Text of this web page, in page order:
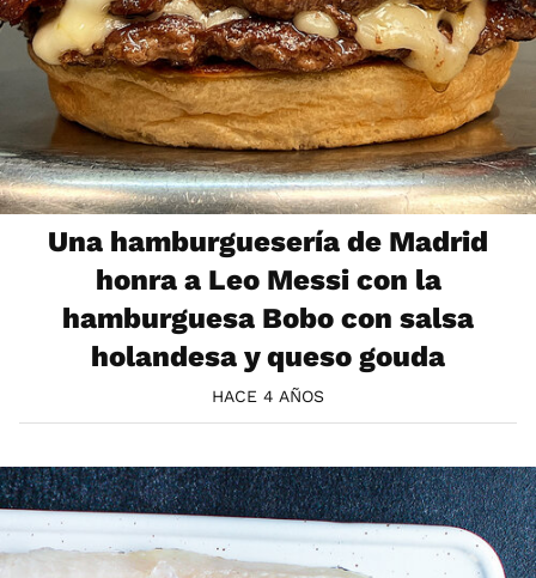
Una hamburguesería de Madrid
honra a Leo Messi con la
hamburguesa Bobo con salsa
holandesa y queso gouda
HACE 4 AÑOS